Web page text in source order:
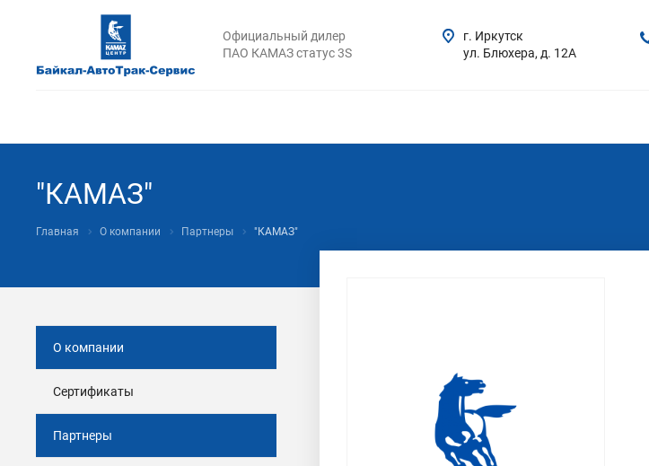
Официальный дилер
ПАО КАМАЗ статус 3S
г. Иркутск
ул. Блюхера, д. 12А
"КАМАЗ"
Главная О компании Партнеры "КАМАЗ"
О компании
Сертификаты
Партнеры